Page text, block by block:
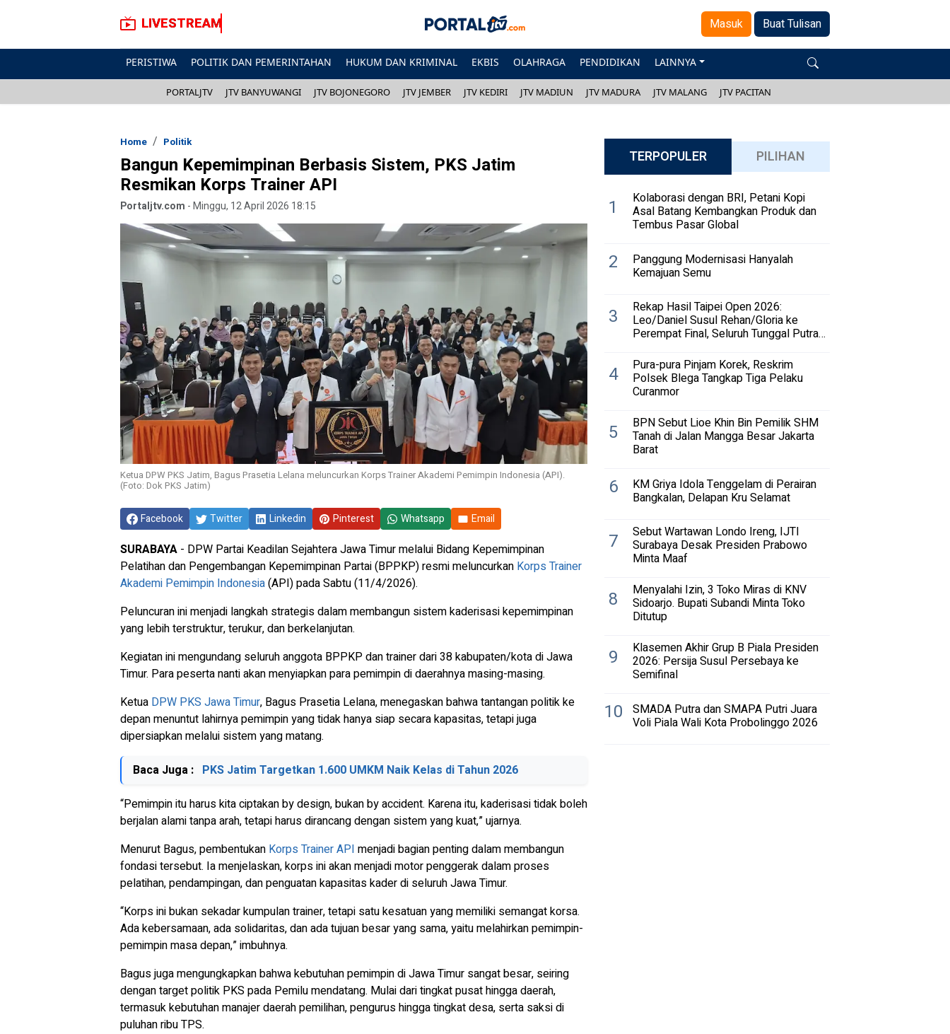
LIVESTREAM Masuk Buat Tulisan
PERISTIWA POLITIK DAN PEMERINTAHAN HUKUM DAN KRIMINAL EKBIS OLAHRAGA PENDIDIKAN LAINNYA
PORTALJTV JTV BANYUWANGI JTV BOJONEGORO JTV JEMBER JTV KEDIRI JTV MADIUN JTV MADURA JTV MALANG JTV PACITAN
Home Politik
Bangun Kepemimpinan Berbasis Sistem, PKS Jatim
Resmikan Korps Trainer API
Portaljtv.com -Minggu, 12 April 2026 18:15
Ketua DPW PKS Jatim, Bagus Prasetia Lelana meluncurkan Korps Trainer Akademi Pemimpin Indonesia (API).
(Foto: Dok PKS Jatim)
Facebook Twitter Linkedin Pinterest Whatsapp Email
SURABAYA - DPW Partai Keadilan Sejahtera Jawa Timur melalui Bidang Kepemimpinan
Pelatihan dan Pengembangan Kepemimpinan Partai (BPPKP) resmi meluncurkan Korps Trainer
Akademi Pemimpin Indonesia(API) pada Sabtu (11/4/2026).
Peluncuran ini menjadi langkah strategis dalam membangun sistem kaderisasi kepemimpinan
yang lebih terstruktur, terukur, dan berkelanjutan.
Kegiatan ini mengundang seluruh anggota BPPKP dan trainer dari 38 kabupaten/kota di Jawa
Timur. Para peserta nanti akan menyiapkan para pemimpin di daerahnya masing-masing.
Ketua DPW PKS Jawa Timur, Bagus Prasetia Lelana, menegaskan bahwa tantangan politik ke
depan menuntut lahirnya pemimpin yang tidak hanya siap secara kapasitas, tetapi juga
dipersiapkan melalui sistem yang matang.
Baca Juga : PKS Jatim Targetkan 1.600 UMKM Naik Kelas di Tahun 2026
“Pemimpin itu harus kita ciptakan by design, bukan by accident. Karena itu, kaderisasi tidak boleh
berjalan alami tanpa arah, tetapi harus dirancang dengan sistem yang kuat,” ujarnya.
Menurut Bagus, pembentukan Korps Trainer API menjadi bagian penting dalam membangun
fondasi tersebut. Ia menjelaskan, korps ini akan menjadi motor penggerak dalam proses
pelatihan, pendampingan, dan penguatan kapasitas kader di seluruh Jawa Timur.
“Korps ini bukan sekadar kumpulan trainer, tetapi satu kesatuan yang memiliki semangat korsa.
Ada kebersamaan, ada solidaritas, dan ada tujuan besar yang sama, yaitu melahirkan pemimpin-
pemimpin masa depan,” imbuhnya.
Bagus juga mengungkapkan bahwa kebutuhan pemimpin di Jawa Timur sangat besar, seiring
dengan target politik PKS pada Pemilu mendatang. Mulai dari tingkat pusat hingga daerah,
termasuk kebutuhan manajer daerah pemilihan, pengurus hingga tingkat desa, serta saksi di
puluhan ribu TPS.
TERPOPULER PILIHAN
1 Kolaborasi dengan BRI, Petani Kopi
Asal Batang Kembangkan Produk dan
Tembus Pasar Global
2 Panggung Modernisasi Hanyalah
Kemajuan Semu
3 Rekap Hasil Taipei Open 2026:
Leo/Daniel Susul Rehan/Gloria ke
Perempat Final, Seluruh Tunggal Putra
4 Pura-pura Pinjam Korek, Reskrim
Polsek Blega Tangkap Tiga Pelaku
Curanmor
5 BPN Sebut Lioe Khin Bin Pemilik SHM
Tanah di Jalan Mangga Besar Jakarta
Barat
6 KM Griya Idola Tenggelam di Perairan
Bangkalan, Delapan Kru Selamat
7 Sebut Wartawan Londo Ireng, IJTI
Surabaya Desak Presiden Prabowo
Minta Maaf
8 Menyalahi Izin, 3 Toko Miras di KNV
Sidoarjo. Bupati Subandi Minta Toko
Ditutup
9 Klasemen Akhir Grup B Piala Presiden
2026: Persija Susul Persebaya ke
Semifinal
10 SMADA Putra dan SMAPA Putri Juara
Voli Piala Wali Kota Probolinggo 2026